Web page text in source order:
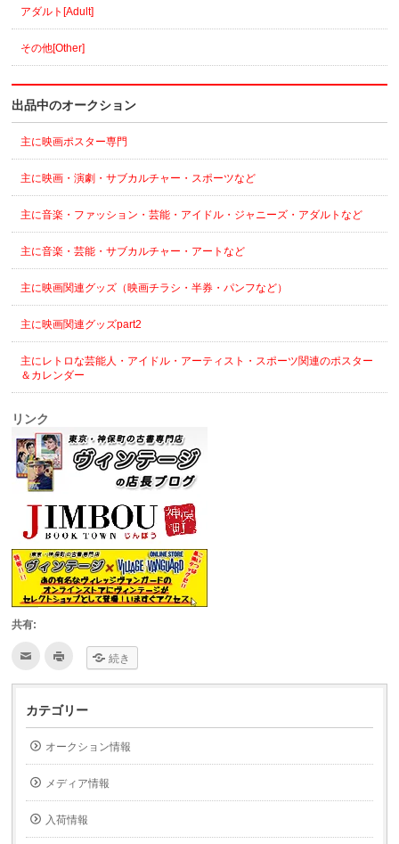
アダルト[Adult]
その他[Other]
出品中のオークション
主に映画ポスター専門
主に映画・演劇・サブカルチャー・スポーツなど
主に音楽・ファッション・芸能・アイドル・ジャニーズ・アダルトなど
主に音楽・芸能・サブカルチャー・アートなど
主に映画関連グッズ（映画チラシ・半券・パンフなど）
主に映画関連グッズpart2
主にレトロな芸能人・アイドル・アーティスト・スポーツ関連のポスター
＆カレンダー
リンク
共有:
ク
て
友
達
へ
メ
ー
で
送
信
(新
し
い
ク
て
印
刷
(新
し
い
ィ
ン
ド
ウ
で
開
続き
カテゴリー
オークション情報
メディア情報
入荷情報